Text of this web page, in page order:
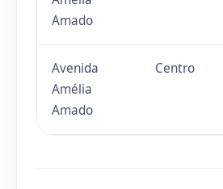
Amado
Avenida
Amélia
Amado
Centro